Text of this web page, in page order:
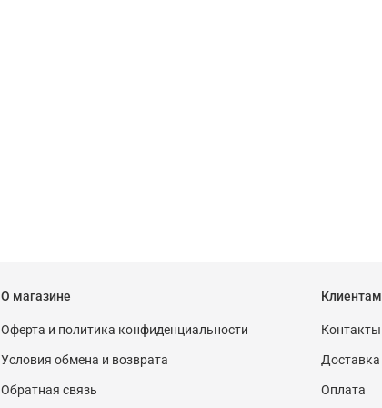
О магазине
Оферта и политика конфиденциальности
Условия обмена и возврата
Обратная связь
Клиентам
Контакты
Доставка
Оплата